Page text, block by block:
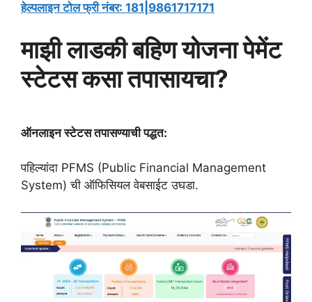
हेल्पलाइन टोल फ्री नंबर: 181|9861717171
माझी लाडकी बहिण योजना पेमेंट
स्टेटस कसा तपासायचा?
ऑनलाइन स्टेटस तपासण्याची पद्धत:
पहिल्यांदा PFMS (Public Financial Management
System) ची ऑफिसियल वेबसाईट उघडा.